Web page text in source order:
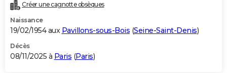
Destinations
City break
Voyage nature
Voyage de noces
Forum
Climat
+PHOTO
GUIDES D'ACHAT
BONS PLANS
Créer une cagnotte obsèques
Naissance
19/02/1954 aux Pavillons-sous-Bois (Seine-Saint-Denis)
Décès
08/11/2025 à Paris (Paris)